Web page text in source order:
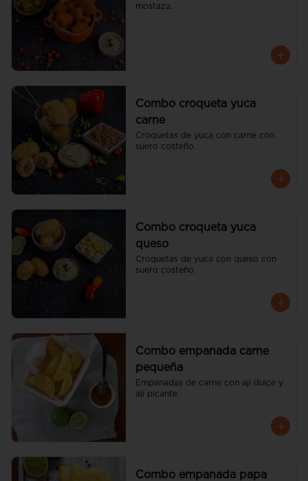
mostaza.
Combo croqueta yuca
carne
Croquetas de yuca con carne con
suero costeño.
Combo croqueta yuca
queso
Croquetas de yuca con queso con
suero costeño.
Combo empanada carne
pequeña
Empanadas de carne con ají dulce y
ají picante.
Combo empanada papa